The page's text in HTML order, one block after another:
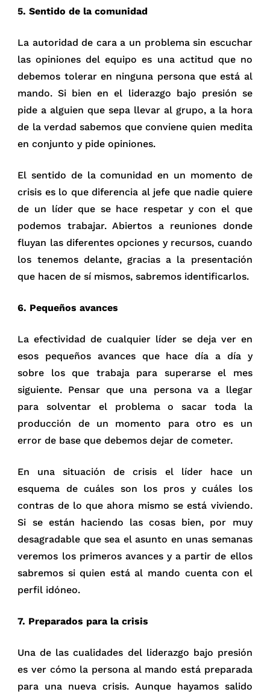
5. Sentido de la comunidad
La autoridad de cara a un problema sin escuchar
las opiniones del equipo es una actitud que no
debemos tolerar en ninguna persona que está al
mando. Si bien en el liderazgo bajo presión se
pide a alguien que sepa llevar al grupo, a la hora
de la verdad sabemos que conviene quien medita
en conjunto y pide opiniones.
El sentido de la comunidad en un momento de
crisis es lo que diferencia al jefe que nadie quiere
de un líder que se hace respetar y con el que
podemos trabajar. Abiertos a reuniones donde
fluyan las diferentes opciones y recursos, cuando
los tenemos delante, gracias a la presentación
que hacen de sí mismos, sabremos identificarlos.
6. Pequeños avances
La efectividad de cualquier líder se deja ver en
esos pequeños avances que hace día a día y
sobre los que trabaja para superarse el mes
siguiente. Pensar que una persona va a llegar
para solventar el problema o sacar toda la
producción de un momento para otro es un
error de base que debemos dejar de cometer.
En una situación de crisis el líder hace un
esquema de cuáles son los pros y cuáles los
contras de lo que ahora mismo se está viviendo.
Si se están haciendo las cosas bien, por muy
desagradable que sea el asunto en unas semanas
veremos los primeros avances y a partir de ellos
sabremos si quien está al mando cuenta con el
perfil idóneo.
7. Preparados para la crisis
Una de las cualidades del liderazgo bajo presión
es ver cómo la persona al mando está preparada
para una nueva crisis. Aunque hayamos salido